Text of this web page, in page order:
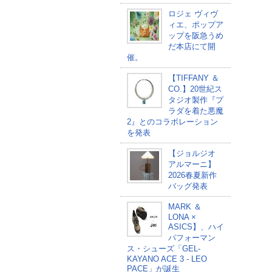
ロジェ ヴィヴ
ィエ、ポップア
ップを阪急うめ
だ本店にて開
催。
【TIFFANY ＆
CO.】20世紀ス
タジオ製作『プ
ラダを着た悪魔
2』とのコラボレーション
を発表
【ジョルジオ
アルマーニ】
2026春夏新作
バッグ発表
MARK ＆
LONA ×
ASICS】、ハイ
パフォーマン
ス・シューズ「GEL-
KAYANO ACE 3 - LEO
PACE」が誕生